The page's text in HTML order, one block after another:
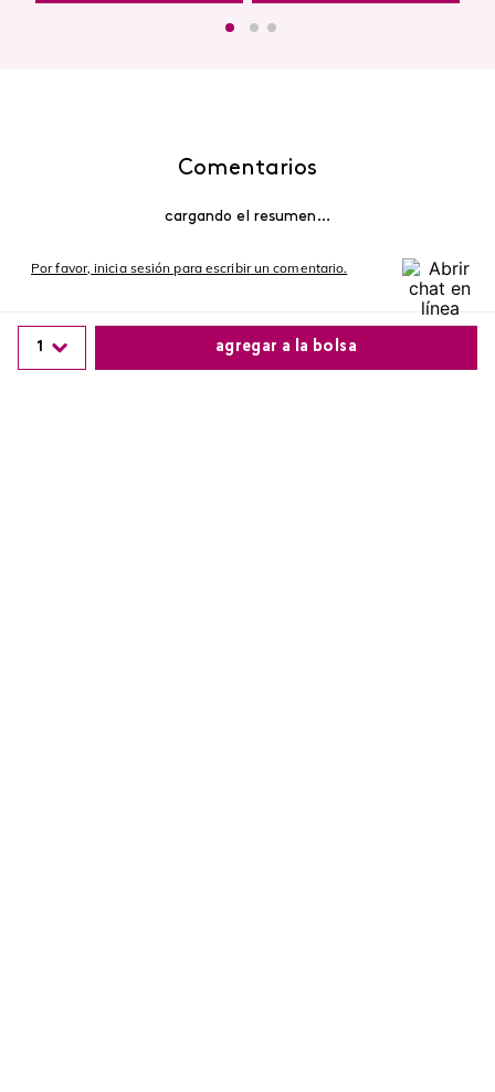
1 agregar a la bolsa
Comentarios
cargando el resumen…
Por favor, inicia sesión para escribir un comentario.
Más reciente